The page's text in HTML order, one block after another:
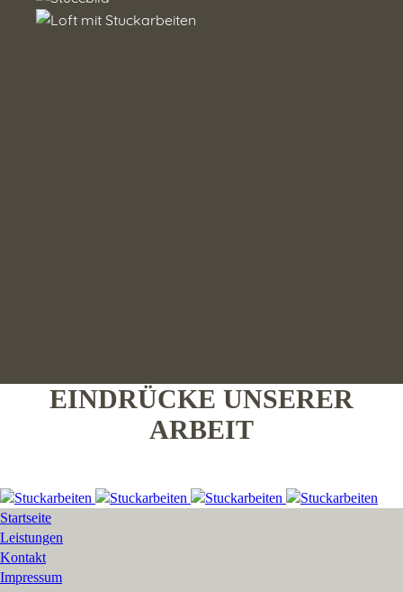
EINDRÜCKE UNSERER
ARBEIT
Startseite
Leistungen
Kontakt
Impressum